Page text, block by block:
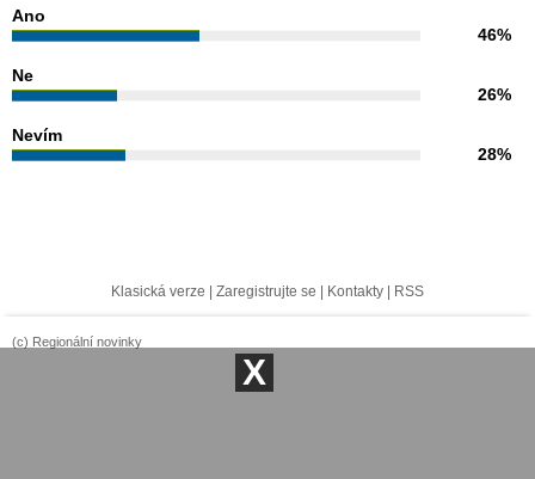
Ano
46%
Ne
26%
Nevím
28%
Klasická verze Zaregistrujte se Kontakty RSS
(c) Regionální novinky
X